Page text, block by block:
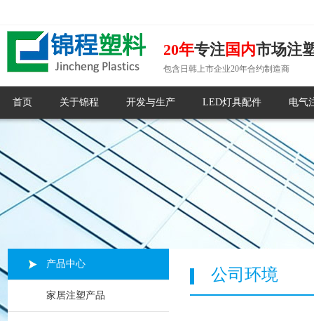
20年专注国内市场注
包含日韩上市企业20年合约制造商
首页 关于锦程 开发与生产 LED灯具配件 电气
产品中心
家居注塑产品
公司环境